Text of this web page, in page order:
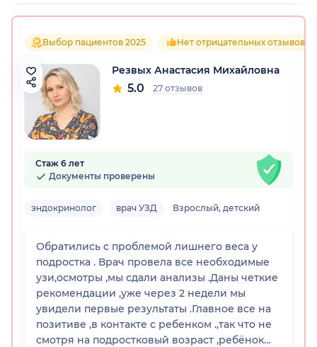
Выбор пациентов 2025 Нет отрицательных отзывов
Резвых Анастасия Михайловна
5.0 27 отзывов
Стаж 6 лет
Документы проверены
эндокринолог врач УЗД Взрослый, детский
Обратились с проблемой лишнего веса у
подростка . Врач провела все необходимые
узи,осмотры ,мы сдали анализы .Даны четкие
рекомендации ,уже через 2 недели мы
увидели первые результаты .Главное все на
позитиве ,в контакте с ребенком .,так что не
смотря на подростковый возраст ,ребёнок